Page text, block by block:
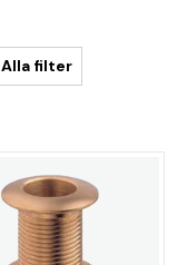
Alla filter